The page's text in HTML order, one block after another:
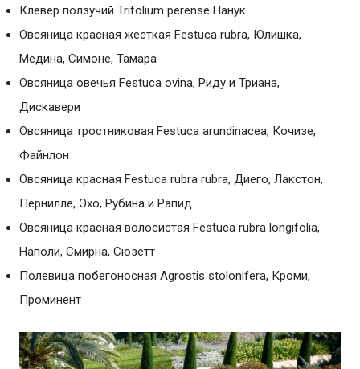
Клевер ползучий Trifolium perense Нанук
Овсяница красная жесткая Festuca rubra, Юлишка,
Медина, Симоне, Тамара
Овсяница овечья Festuca ovina, Риду и Триана,
Дискавери
Овсяница тростниковая Festuca arundinacea, Кочизе,
Файнлон
Овсяница красная Festuca rubra rubra, Диего, Лакстон,
Пернилле, Эхо, Рубина и Рапид
Овсяница красная волосистая Festuca rubra longifolia,
Наполи, Смирна, Сюзетт
Полевица побегоносная Agrostis stolonifera, Кроми,
Проминент